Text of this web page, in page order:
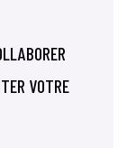
VOTRE